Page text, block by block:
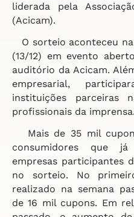
liderada pela
(Acicam).
O sorteio aconteceu
(13/12) em evento
auditório da Acicam.
empresarial,
instituições parceiras
profissionais da imprensa.
Mais de 35 mil
consumidores que
empresas participantes
no sorteio. No
realizado na semana
de 16 mil cupons. Em